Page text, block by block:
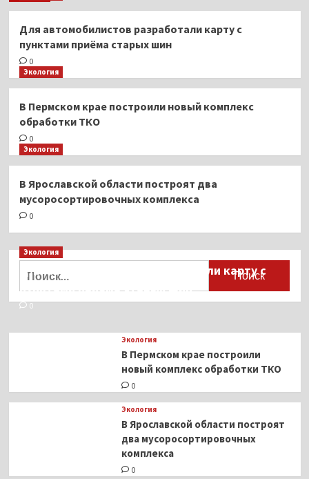
Для автомобилистов разработали карту с
пунктами приёма старых шин
0
Экология
В Пермском крае построили новый комплекс
обработки ТКО
0
Экология
В Ярославской области построят два
мусоросортировочных комплекса
0
Экология
Для автомобилистов разработали карту с
пунктами приёма старых шин
0
Экология
В Пермском крае построили
новый комплекс обработки ТКО
0
Экология
В Ярославской области построят
два мусоросортировочных
комплекса
0